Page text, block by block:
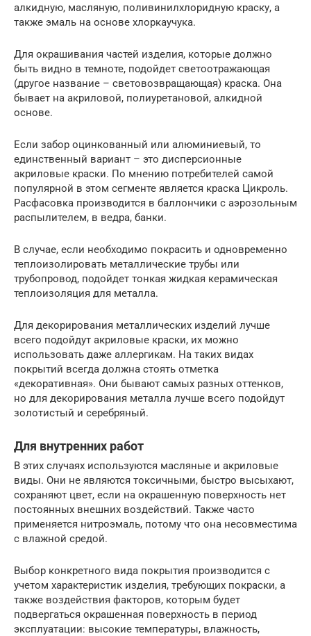
алкидную, масляную, поливинилхлоридную краску, а
также эмаль на основе хлоркаучука.
Для окрашивания частей изделия, которые должно
быть видно в темноте, подойдет светоотражающая
(другое название – световозвращающая) краска. Она
бывает на акриловой, полиуретановой, алкидной
основе.
Если забор оцинкованный или алюминиевый, то
единственный вариант – это дисперсионные
акриловые краски. По мнению потребителей самой
популярной в этом сегменте является краска Цикроль.
Расфасовка производится в баллончики с аэрозольным
распылителем, в ведра, банки.
В случае, если необходимо покрасить и одновременно
теплоизолировать металлические трубы или
трубопровод, подойдет тонкая жидкая керамическая
теплоизоляция для металла.
Для декорирования металлических изделий лучше
всего подойдут акриловые краски, их можно
использовать даже аллергикам. На таких видах
покрытий всегда должна стоять отметка
«декоративная». Они бывают самых разных оттенков,
но для декорирования металла лучше всего подойдут
золотистый и серебряный.
Для внутренних работ
В этих случаях используются масляные и акриловые
виды. Они не являются токсичными, быстро высыхают,
сохраняют цвет, если на окрашенную поверхность нет
постоянных внешних воздействий. Также часто
применяется нитроэмаль, потому что она несовместима
с влажной средой.
Выбор конкретного вида покрытия производится с
учетом характеристик изделия, требующих покраски, а
также воздействия факторов, которым будет
подвергаться окрашенная поверхность в период
эксплуатации: высокие температуры, влажность,